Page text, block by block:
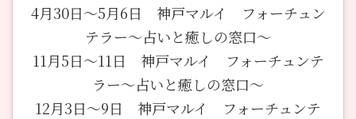
4月30日〜5月6日 神戸マルイ フォーチュン
テラー〜占いと癒しの窓口〜
11月5日〜11日 神戸マルイ フォーチュンテ
ラー〜占いと癒しの窓口〜
12月3日〜9日 神戸マルイ フォーチュンテ